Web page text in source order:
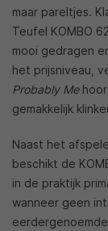
maar pareltjes.
Teufel KOMBO
mooi gedragen
het prijsniveau,
Probably Mehoor
gemakkelijk
Naast het
beschikt de
in de praktijk
wanneer geen